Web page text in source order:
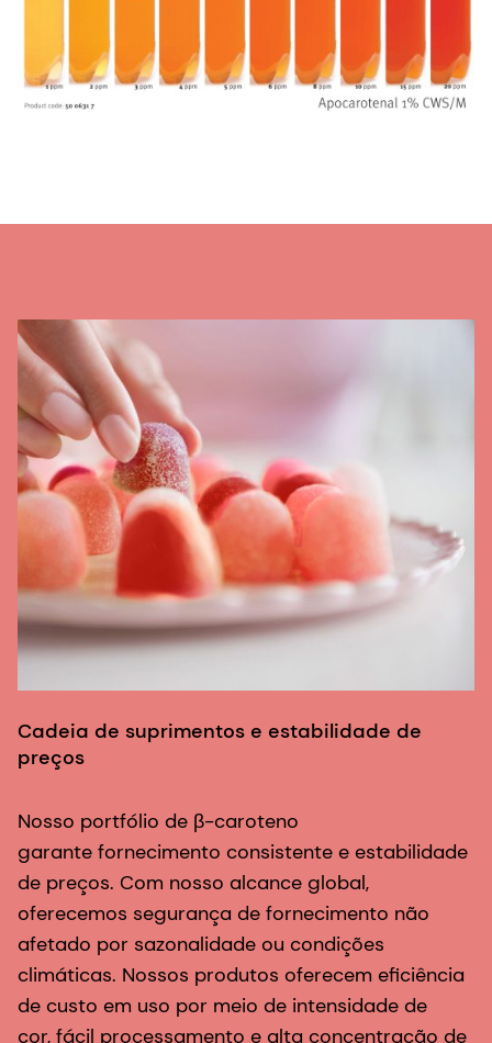
Cadeia de suprimentos e estabilidade de
preços
Nosso portfólio de β-caroteno
garante fornecimento consistente e estabilidade
de preços. Com nosso alcance global,
oferecemos segurança de fornecimento não
afetado por sazonalidade ou condições
climáticas. Nossos produtos oferecem eficiência
de custo em uso por meio de intensidade de
cor, fácil processamento e alta concentração de